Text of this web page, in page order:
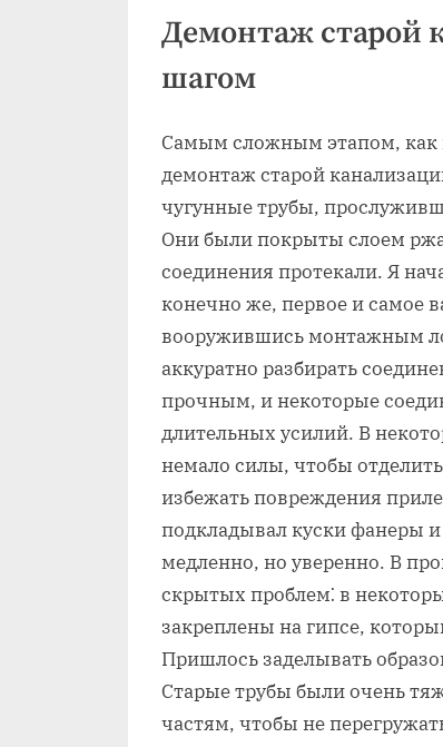
Демонтаж старой
шагом
Самым сложным этапом, как
демонтаж старой
чугунные трубы,
Они были покрыты слоем
соединения протекали. Я
конечно же, первое и самое
вооружившись монтажным
аккуратно разбирать
прочным, и некоторые
длительных усилий. В
немало силы, чтобы
избежать повреждения
подкладывал куски фанеры и
медленно, но уверенно. В
скрытых проблем⁚ в
закреплены на гипсе,
Пришлось заделывать
Старые трубы были очень
частям, чтобы не